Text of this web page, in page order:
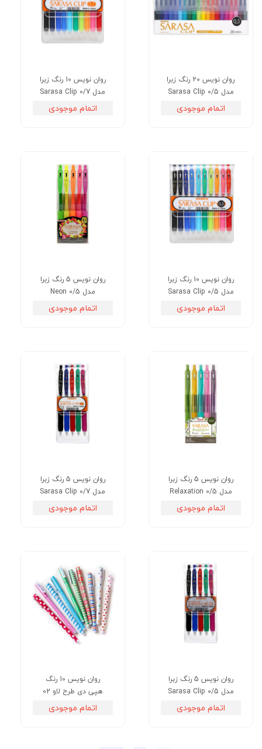
روان نویس 20 رنگ زبرا
مدل Sarasa Clip 0/5
اتمام موجودی
روان نویس 10 رنگ زبرا
مدل Sarasa Clip 0/7
اتمام موجودی
روان نویس 10 رنگ زبرا
مدل Sarasa Clip 0/5
اتمام موجودی
روان نویس 5 رنگ زبرا
مدل Neon 0/5
اتمام موجودی
روان نویس 5 رنگ زبرا
مدل Relaxation 0/5
اتمام موجودی
روان نویس 5 رنگ زبرا
مدل Sarasa Clip 0/7
اتمام موجودی
روان نویس 5 رنگ زبرا
مدل Sarasa Clip 0/5
اتمام موجودی
روان نویس 10 رنگ
هپی دی طرح لاو 02
اتمام موجودی